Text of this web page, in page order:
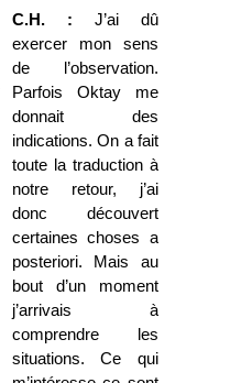
C.H. : J’ai dû
exercer mon sens
de l’observation.
Parfois Oktay me
donnait des
indications. On a fait
toute la traduction à
notre retour, j’ai
donc découvert
certaines choses a
posteriori. Mais au
bout d’un moment
j’arrivais à
comprendre les
situations. Ce qui